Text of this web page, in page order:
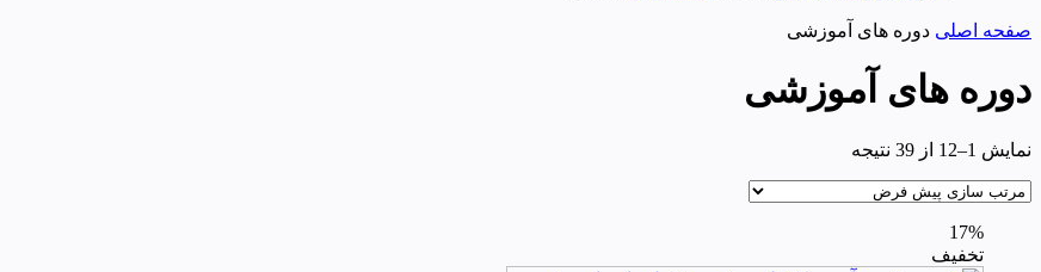
صفحه اصلی دوره های آموزشی
دوره های آموزشی
نمایش 1–12 از 39 نتیجه
17%
تخفیف